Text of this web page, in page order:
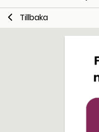
Tillbaka